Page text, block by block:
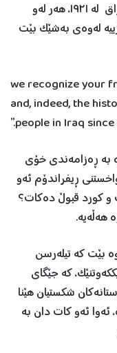
دەگەڕێتەوە بۆ سەرەتای دامەزراندنی عێراق لە ١٩٢١، هەر لەو
لەوەی بەشێک بێت
“we recognize your
and, indeed, the
people in Iraq since
بە ڕەزامەندی خۆی
ڕيفراندۆم ئەو
و کورد قبوڵ دەکات؟
هەڵەیە.
بێت کە تيلەرسن
کە جێگای
شکستيان هێنا
ئەوا ئەو کات دان بە